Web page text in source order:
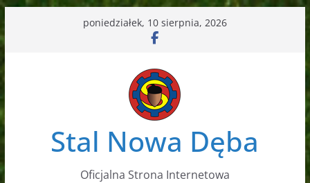
do
poniedziałek, 10 sierpnia, 2026
Stal Nowa Dęba
Oficjalna Strona Internetowa